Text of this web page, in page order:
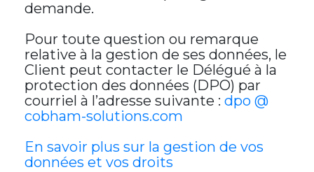
demande.
Pour toute question ou remarque
relative à la gestion de ses données, le
Client peut contacter le Délégué à la
protection des données (DPO) par
courriel à l’adresse suivante : dpo @
cobham-solutions.com
En savoir plus sur la gestion de vos
données et vos droits